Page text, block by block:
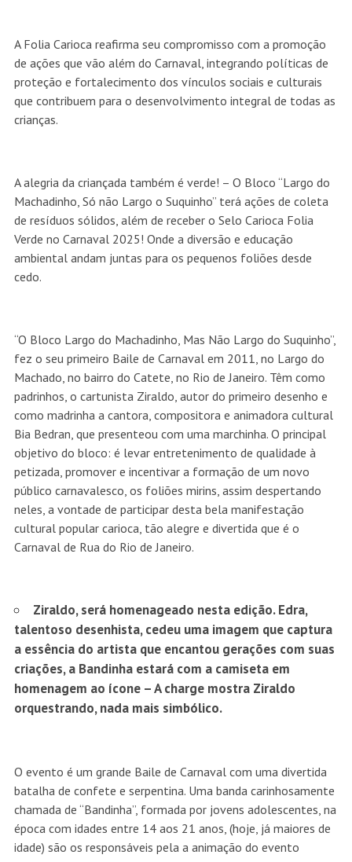
A Folia Carioca reafirma seu compromisso com a promoção
de ações que vão além do Carnaval, integrando políticas de
proteção e fortalecimento dos vínculos sociais e culturais
que contribuem para o desenvolvimento integral de todas as
crianças.
A alegria da criançada também é verde! – O Bloco “Largo do
Machadinho, Só não Largo o Suquinho” terá ações de coleta
de resíduos sólidos, além de receber o Selo Carioca Folia
Verde no Carnaval 2025! Onde a diversão e educação
ambiental andam juntas para os pequenos foliões desde
cedo.
“O Bloco Largo do Machadinho, Mas Não Largo do Suquinho”,
fez o seu primeiro Baile de Carnaval em 2011, no Largo do
Machado, no bairro do Catete, no Rio de Janeiro. Têm como
padrinhos, o cartunista Ziraldo, autor do primeiro desenho e
como madrinha a cantora, compositora e animadora cultural
Bia Bedran, que presenteou com uma marchinha. O principal
objetivo do bloco: é levar entretenimento de qualidade à
petizada, promover e incentivar a formação de um novo
público carnavalesco, os foliões mirins, assim despertando
neles, a vontade de participar desta bela manifestação
cultural popular carioca, tão alegre e divertida que é o
Carnaval de Rua do Rio de Janeiro.
Ziraldo, será homenageado nesta edição. Edra,
talentoso desenhista, cedeu uma imagem que captura
a essência do artista que encantou gerações com suas
criações, a Bandinha estará com a camiseta em
homenagem ao ícone – A charge mostra Ziraldo
orquestrando, nada mais simbólico.
O evento é um grande Baile de Carnaval com uma divertida
batalha de confete e serpentina. Uma banda carinhosamente
chamada de “Bandinha”, formada por jovens adolescentes, na
época com idades entre 14 aos 21 anos, (hoje, já maiores de
idade) são os responsáveis pela a animação do evento